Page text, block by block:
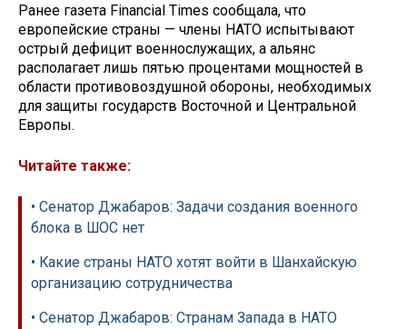
Ранее газета Financial Times сообщала, что
европейские страны — члены НАТО испытывают
острый дефицит военнослужащих, а альянс
располагает лишь пятью процентами мощностей в
области противовоздушной обороны, необходимых
для защиты государств Восточной и Центральной
Европы.
Читайте также:
• Сенатор Джабаров: Задачи создания военного
блока в ШОС нет
• Какие страны НАТО хотят войти в Шанхайскую
организацию сотрудничества
• Сенатор Джабаров: Странам Запада в НАТО